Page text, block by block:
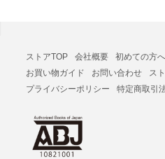
ストアTOP 会社概要 初めての方へ
お買い物ガイド
お問い合わせ
ス
プライバシーポリシー
特定商取引